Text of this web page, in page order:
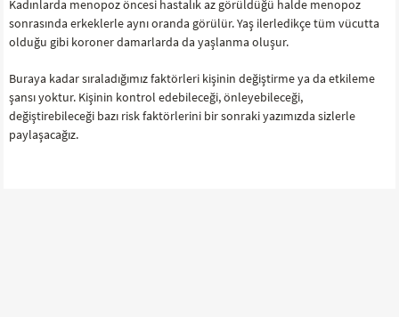
Kadınlarda menopoz öncesi hastalık az görüldüğü halde menopoz
sonrasında erkeklerle aynı oranda görülür. Yaş ilerledikçe tüm vücutta
olduğu gibi koroner damarlarda da yaşlanma oluşur.
Buraya kadar sıraladığımız faktörleri kişinin değiştirme ya da etkileme
şansı yoktur. Kişinin kontrol edebileceği, önleyebileceği,
değiştirebileceği bazı risk faktörlerini bir sonraki yazımızda sizlerle
paylaşacağız.